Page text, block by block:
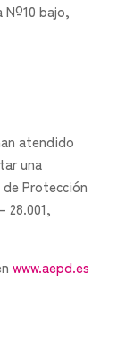
Nº10 bajo,
atendido
una
de Protección
28.001,
www.aepd.es